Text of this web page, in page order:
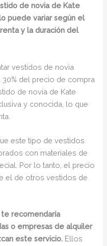
de novia de Kate
puede variar según el
y la duración del
vestidos de novia
30% del precio de compra
de novia de Kate
y conocida, lo que
este tipo de vestidos
con materiales de
Por lo tanto, el precio
el de otros vestidos de
recomendaría
o empresas de alquiler
este servicio. Ellos